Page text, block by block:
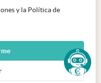
y la Política de